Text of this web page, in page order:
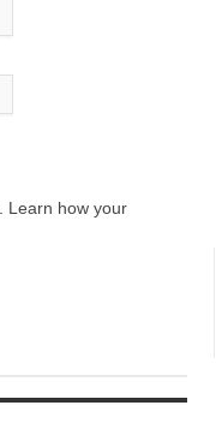
Learn how your